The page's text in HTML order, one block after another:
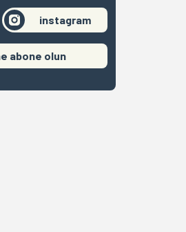
instagram
abone olun